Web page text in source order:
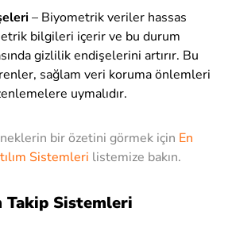
– Biyometrik veriler hassas
bilgileri içerir ve bu durum
gizlilik endişelerini artırır. Bu
sağlam veri koruma önlemleri
uymalıdır.
bir özetini görmek için En
Sistemleri listemize bakın.
Takip Sistemleri